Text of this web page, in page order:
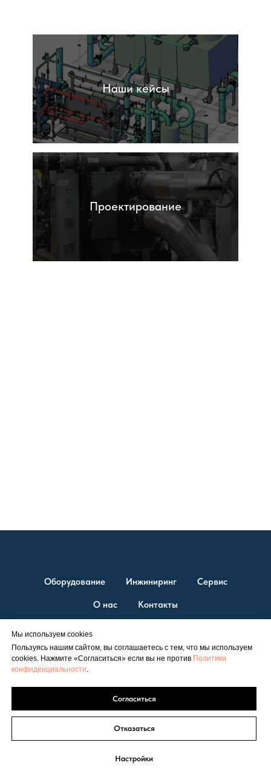
Наши кейсы
Проектирование
Оборудование Инжиниринг Сервис
О нас Контакты
© ТД “ЭСТ” 2026. Единственный официальный представитель
Shuangliang на территории России.
+7 (812) 646-71-99|est@est-rus.ru
Политика конфиденциальности
Соглашение об обработке персональных данных
Мы используем cookies
Пользуясь нашим сайтом, вы соглашаетесь с тем, что мы используем
cookies. Нажмите «Согласиться» если вы не против Политики
конфиденциальности
Согласиться
Отказаться
Настройки